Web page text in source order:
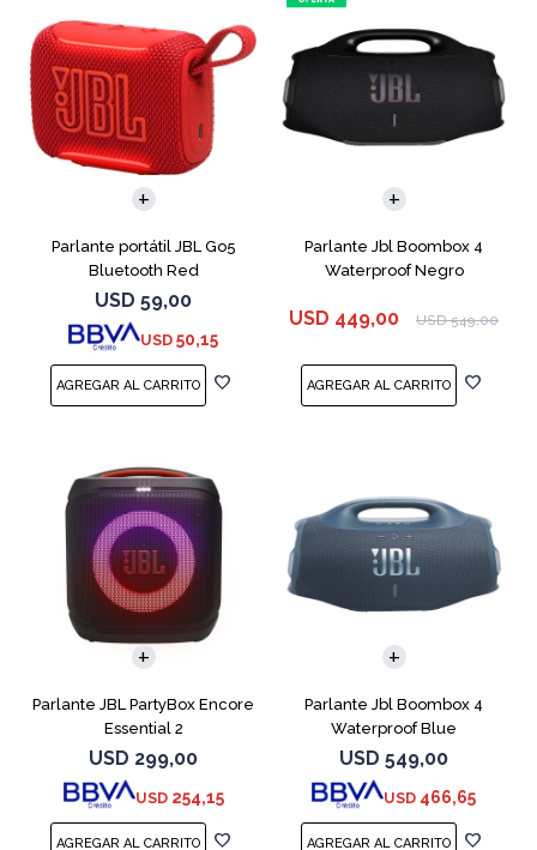
Parlante portátil JBL Go5
Bluetooth Red
USD 59,00
USD 50,15
Parlante Jbl Boombox 4
Waterproof Negro
USD 449,00 USD 549,00
Parlante JBL PartyBox Encore
Essential 2
USD 299,00
USD 254,15
Parlante Jbl Boombox 4
Waterproof Blue
USD 549,00
USD 466,65